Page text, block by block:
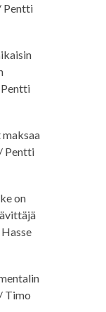
Pentti
Pentti
on
Timo